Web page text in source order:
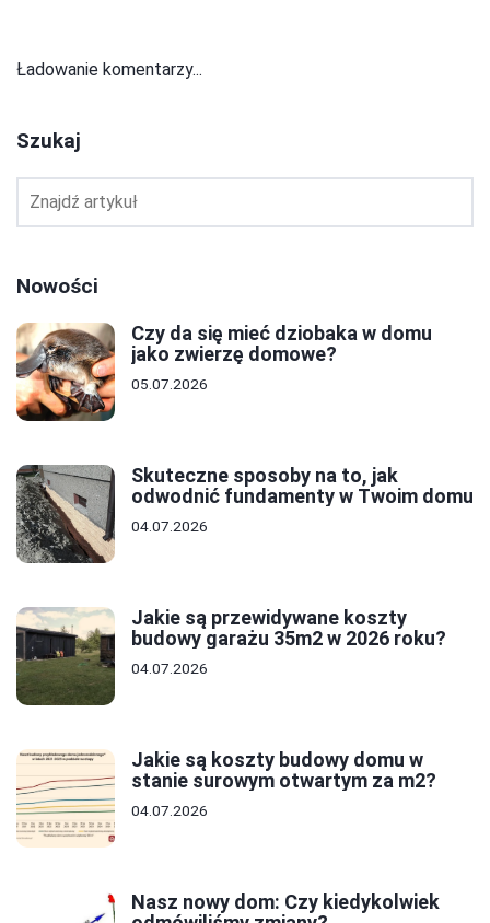
Ładowanie komentarzy...
Szukaj
Nowości
Czy da się mieć dziobaka w domu
jako zwierzę domowe?
05.07.2026
Skuteczne sposoby na to, jak
odwodnić fundamenty w Twoim domu
04.07.2026
Jakie są przewidywane koszty
budowy garażu 35m2 w 2026 roku?
04.07.2026
Jakie są koszty budowy domu w
stanie surowym otwartym za m2?
04.07.2026
Nasz nowy dom: Czy kiedykolwiek